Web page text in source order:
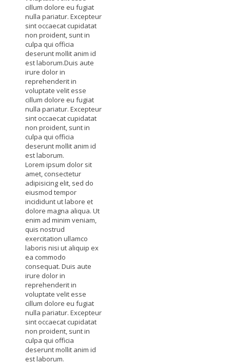
cillum dolore eu fugiat
nulla pariatur. Excepteur
sint occaecat cupidatat
non proident, sunt in
culpa qui officia
deserunt mollit anim id
est laborum.Duis aute
irure dolor in
reprehenderit in
voluptate velit esse
cillum dolore eu fugiat
nulla pariatur. Excepteur
sint occaecat cupidatat
non proident, sunt in
culpa qui officia
deserunt mollit anim id
est laborum.
Lorem ipsum dolor sit
amet, consectetur
adipisicing elit, sed do
eiusmod tempor
incididunt ut labore et
dolore magna aliqua. Ut
enim ad minim veniam,
quis nostrud
exercitation ullamco
laboris nisi ut aliquip ex
ea commodo
consequat. Duis aute
irure dolor in
reprehenderit in
voluptate velit esse
cillum dolore eu fugiat
nulla pariatur. Excepteur
sint occaecat cupidatat
non proident, sunt in
culpa qui officia
deserunt mollit anim id
est laborum.